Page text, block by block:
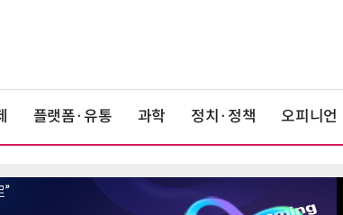
플랫폼·유통 과학 정치·정책 오피니언